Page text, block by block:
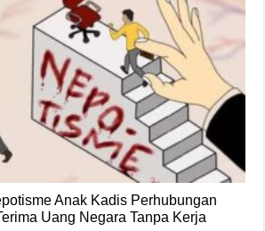
Anak Kadis Perhubungan
Uang Negara Tanpa Kerja